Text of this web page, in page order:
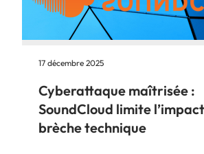
17 décembre 2025
Cyberattaque maîtrisée :
SoundCloud limite
brèche technique